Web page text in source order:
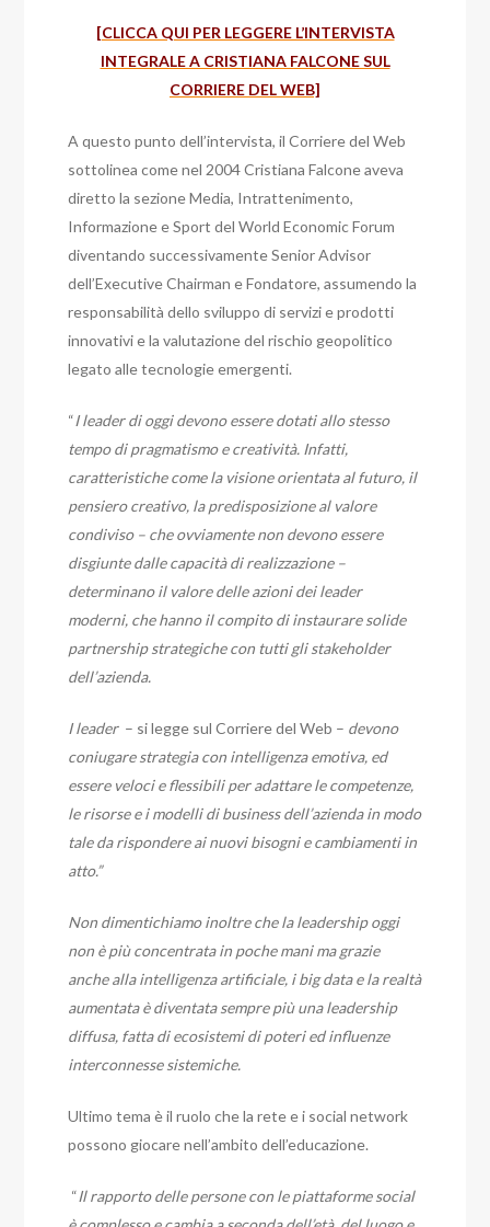
[CLICCA QUI PER LEGGERE L’INTERVISTA
INTEGRALE A CRISTIANA FALCONE SUL
CORRIERE DEL WEB]
A questo punto dell’intervista, il Corriere del Web
sottolinea come nel 2004 Cristiana Falcone aveva
diretto la sezione Media, Intrattenimento,
Informazione e Sport del World Economic Forum
diventando successivamente Senior Advisor
dell’Executive Chairman e Fondatore, assumendo la
responsabilità dello sviluppo di servizi e prodotti
innovativi e la valutazione del rischio geopolitico
legato alle tecnologie emergenti.
“I leader di oggi devono essere dotati allo stesso
tempo di pragmatismo e creatività. Infatti,
caratteristiche come la visione orientata al futuro, il
pensiero creativo, la predisposizione al valore
condiviso – che ovviamente non devono essere
disgiunte dalle capacità di realizzazione –
determinano il valore delle azioni dei leader
moderni, che hanno il compito di instaurare solide
partnership strategiche con tutti gli stakeholder
dell’azienda.
I leader – si legge sul Corriere del Web – devono
coniugare strategia con intelligenza emotiva, ed
essere veloci e flessibili per adattare le competenze,
le risorse e i modelli di business dell’azienda in modo
tale da rispondere ai nuovi bisogni e cambiamenti in
atto.”
Non dimentichiamo inoltre che la leadership oggi
non è più concentrata in poche mani ma grazie
anche alla intelligenza artificiale, i big data e la realtà
aumentata è diventata sempre più una leadership
diffusa, fatta di ecosistemi di poteri ed influenze
interconnesse sistemiche.
Ultimo tema è il ruolo che la rete e i social network
possono giocare nell’ambito dell’educazione.
“Il rapporto delle persone con le piattaforme social